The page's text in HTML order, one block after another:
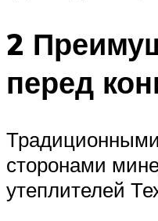
2
перед
сторонами
утеплителей